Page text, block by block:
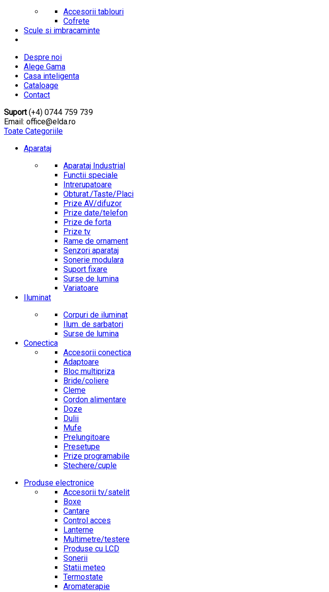
Accesorii tablouri
Cofrete
Scule si imbracaminte
Despre noi
Alege Gama
Casa inteligenta
Cataloage
Contact
Suport(+4) 0744 759 739
Email: office@elda.ro
Toate Categoriile
Aparataj
Aparataj Industrial
Functii speciale
Intrerupatoare
Obturat./Taste/Placi
Prize AV/difuzor
Prize date/telefon
Prize de forta
Prize tv
Rame de ornament
Senzori aparataj
Sonerie modulara
Suport fixare
Surse de lumina
Variatoare
Iluminat
Corpuri de iluminat
Ilum. de sarbatori
Surse de lumina
Conectica
Accesorii conectica
Adaptoare
Bloc multipriza
Bride/coliere
Cleme
Cordon alimentare
Doze
Dulii
Mufe
Prelungitoare
Presetupe
Prize programabile
Stechere/cuple
Produse electronice
Accesorii tv/satelit
Boxe
Cantare
Control acces
Lanterne
Multimetre/testere
Produse cu LCD
Sonerii
Statii meteo
Termostate
Aromaterapie